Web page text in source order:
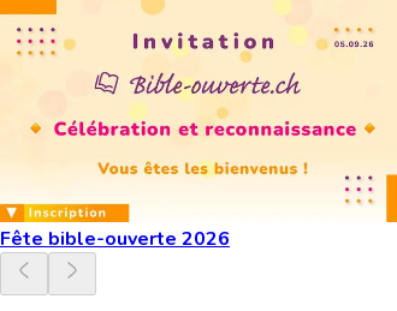
Fête bible-ouverte 2026